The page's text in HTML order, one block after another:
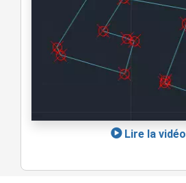
Lire la vidéo